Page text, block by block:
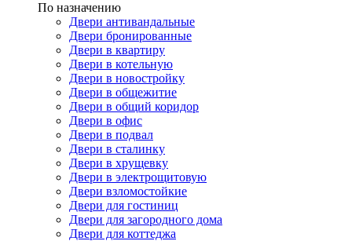
По назначению
Двери антивандальные
Двери бронированные
Двери в квартиру
Двери в котельную
Двери в новостройку
Двери в общежитие
Двери в общий коридор
Двери в офис
Двери в подвал
Двери в сталинку
Двери в хрущевку
Двери в электрощитовую
Двери взломостойкие
Двери для гостиниц
Двери для загородного дома
Двери для коттеджа